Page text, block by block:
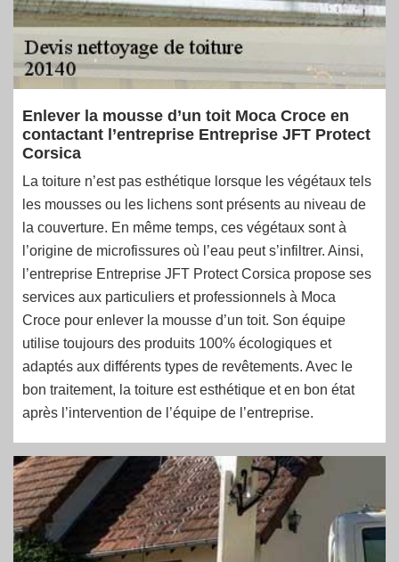
Enlever la mousse d’un toit Moca Croce en
contactant l’entreprise Entreprise JFT Protect
Corsica
La toiture n’est pas esthétique lorsque les végétaux tels
les mousses ou les lichens sont présents au niveau de
la couverture. En même temps, ces végétaux sont à
l’origine de microfissures où l’eau peut s’infiltrer. Ainsi,
l’entreprise Entreprise JFT Protect Corsica propose ses
services aux particuliers et professionnels à Moca
Croce pour enlever la mousse d’un toit. Son équipe
utilise toujours des produits 100% écologiques et
adaptés aux différents types de revêtements. Avec le
bon traitement, la toiture est esthétique et en bon état
après l’intervention de l’équipe de l’entreprise.